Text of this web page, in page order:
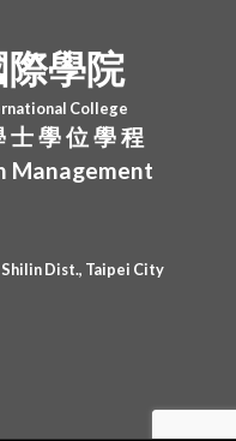
學院
College
士 學 位 學 程
Management
Shilin Dist., Taipei City